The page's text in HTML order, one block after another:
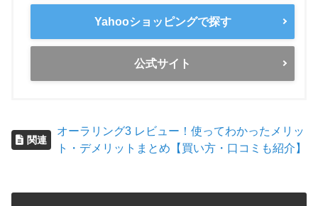
Yahooショッピングで探す
公式サイト
関連
オーラリング3 レビュー！使ってわかったメリッ
ト・デメリットまとめ【買い方・口コミも紹介】